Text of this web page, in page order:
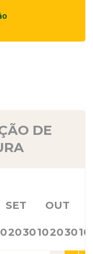
DE
SET OUT
203010203010